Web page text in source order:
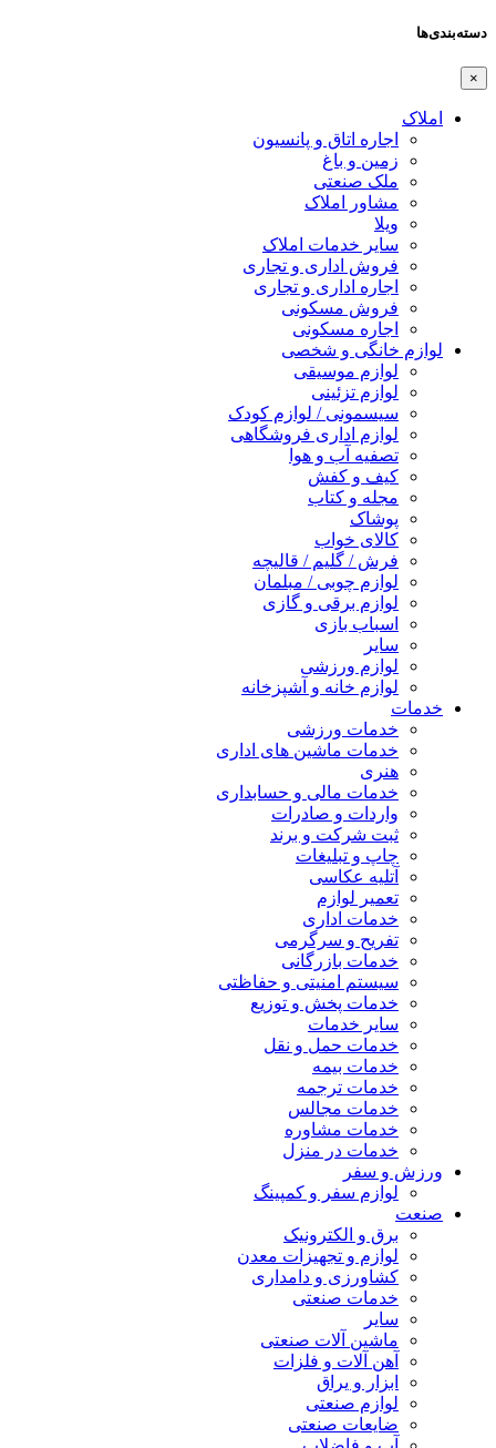
دسته‌بندی‌ها
×
املاک
اجاره اتاق و پانسیون
زمین و باغ
ملک صنعتی
مشاور املاک
ویلا
سایر خدمات املاک
فروش اداری و تجاری
اجاره اداری و تجاری
فروش مسکونی
اجاره مسکونی
لوازم خانگی و شخصی
لوازم موسیقی
لوازم تزئینی
سیسمونی / لوازم کودک
لوازم اداری فروشگاهی
تصفیه آب و هوا
کیف و کفش
مجله و کتاب
پوشاک
کالای خواب
فرش / گلیم / قالیچه
لوازم چوبی / مبلمان
لوازم برقی و گازی
اسباب بازی
سایر
لوازم ورزشی
لوازم خانه و آشپزخانه
خدمات
خدمات ورزشی
خدمات ماشین های اداری
هنری
خدمات مالی و حسابداری
واردات و صادرات
ثبت شرکت و برند
چاپ و تبلیغات
آتلیه عکاسی
تعمیر لوازم
خدمات اداری
تفریح و سرگرمی
خدمات بازرگانی
سیستم امنیتی و حفاظتی
خدمات پخش و توزیع
سایر خدمات
خدمات حمل و نقل
خدمات بیمه
خدمات ترجمه
خدمات مجالس
خدمات مشاوره
خدمات در منزل
ورزش و سفر
لوازم سفر و کمپینگ
صنعت
برق و الکترونیک
لوازم و تجهیزات معدن
کشاورزی و دامداری
خدمات صنعتی
سایر
ماشین آلات صنعتی
آهن آلات و فلزات
ابزار و یراق
لوازم صنعتی
ضایعات صنعتی